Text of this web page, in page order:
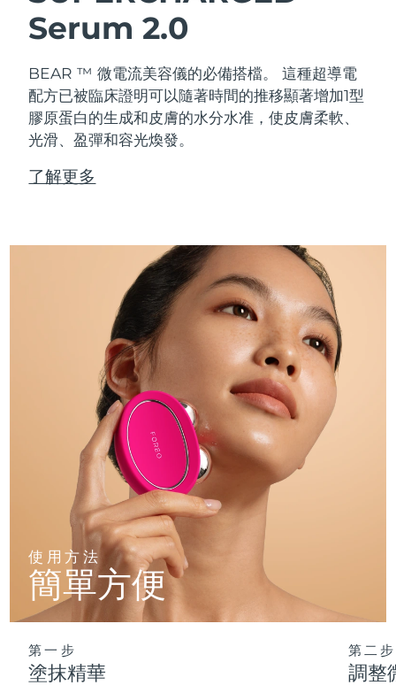
Serum 2.0
BEAR ™ 微電流美容儀的必備搭檔。 這種超導電
配方已被臨床證明可以隨著時間的推移顯著增加1型
膠原蛋白的生成和皮膚的水分水准，使皮膚柔軟、
光滑、盈彈和容光煥發。
了解更多
使用方法
簡單方便
第一步
塗抹精華
第二步
調整